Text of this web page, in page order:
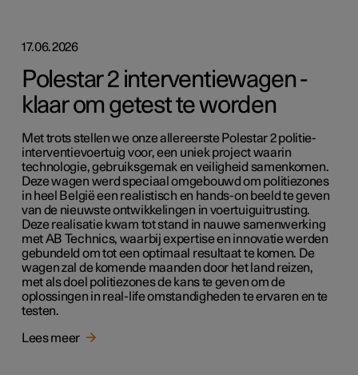
17.06.2026
Polestar 2 interventiewagen -
klaar om getest te worden
Met trots stellen we onze allereerste Polestar 2 politie-
interventievoertuig voor, een uniek project waarin
technologie, gebruiksgemak en veiligheid samenkomen.
Deze wagen werd speciaal omgebouwd om politiezones
in heel België een realistisch en hands-on beeld te geven
van de nieuwste ontwikkelingen in voertuiguitrusting.
Deze realisatie kwam tot stand in nauwe samenwerking
met AB Technics, waarbij expertise en innovatie werden
gebundeld om tot een optimaal resultaat te komen. De
wagen zal de komende maanden door het land reizen,
met als doel politiezones de kans te geven om de
oplossingen in real-life omstandigheden te ervaren en te
testen.
Lees meer